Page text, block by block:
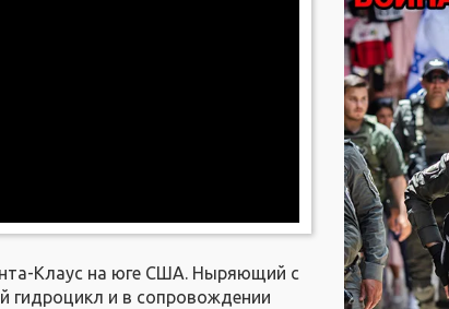
Клаус на юге США. Ныряющий с
гидроцикл и в сопровождении